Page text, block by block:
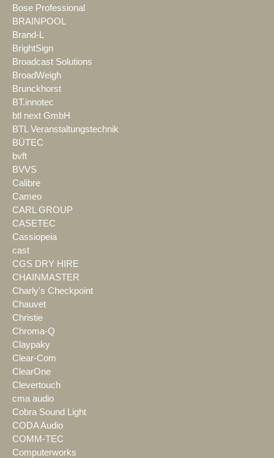
Bose Professional
BRAINPOOL
Brand-L
BrightSign
Broadcast Solutions
BroadWeigh
Brunckhorst
BT.innotec
btl next GmbH
BTL Veranstaltungstechnik
BÜTEC
bvft
BVVS
Calibre
Cameo
CARL GROUP
CASETEC
Cassiopeia
cast
CGS DRY HIRE
CHAINMASTER
Charly's Checkpoint
Chauvet
Christie
Chroma-Q
Claypaky
Clear-Com
ClearOne
Clevertouch
cma audio
Cobra Sound Light
CODA Audio
COMM-TEC
Computerworks